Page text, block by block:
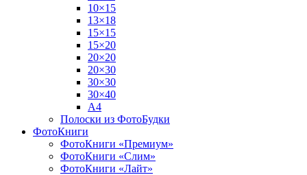
10×15
13×18
15×15
15×20
20×20
20×30
30×30
30×40
A4
Полоски из ФотоБудки
ФотоКниги
ФотоКниги «Премиум»
ФотоКниги «Слим»
ФотоКниги «Лайт»